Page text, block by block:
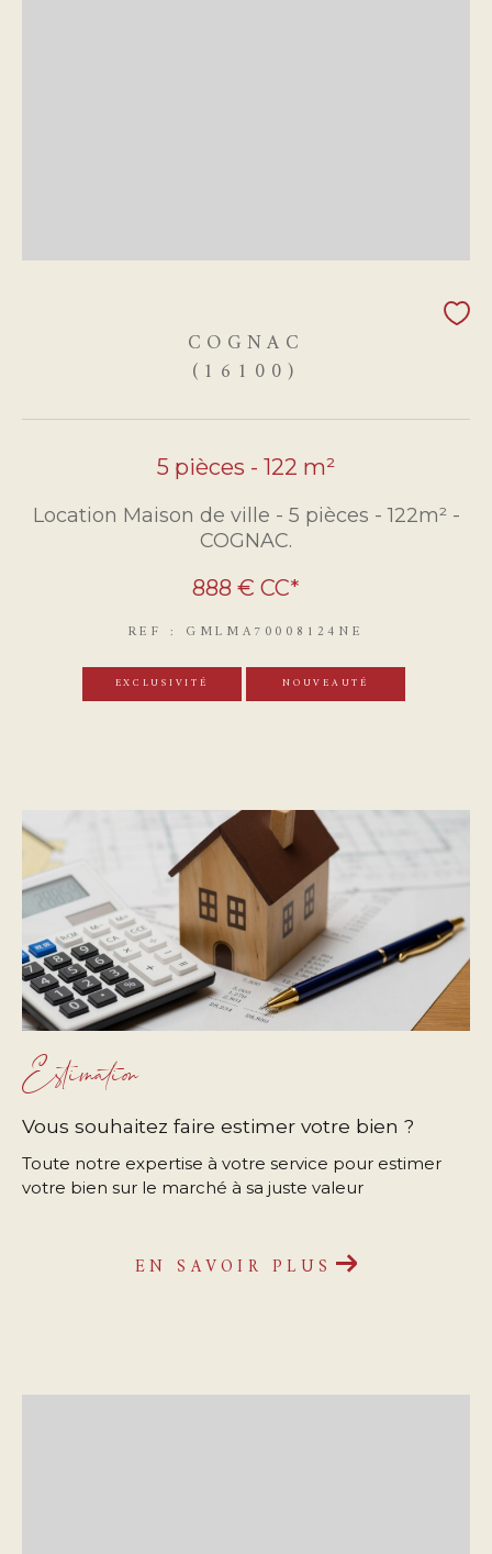
COGNAC
(16100)
5 pièces - 122 m²
Location Maison de ville - 5 pièces - 122m² -
COGNAC.
888 € CC*
REF : GMLMA70008124NE
EXCLUSIVITÉ NOUVEAUTÉ
Estimation
Vous souhaitez faire estimer votre bien ?
Toute notre expertise à votre service pour estimer
votre bien sur le marché à sa juste valeur
EN SAVOIR PLUS